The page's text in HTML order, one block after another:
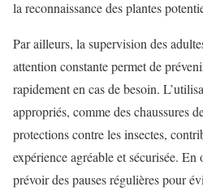
la reconnaissance des plantes
Par ailleurs, la supervision des
attention constante permet de
rapidement en cas de besoin.
appropriés, comme des chaussures
protections contre les insectes,
expérience agréable et sécurisée.
prévoir des pauses régulières pour